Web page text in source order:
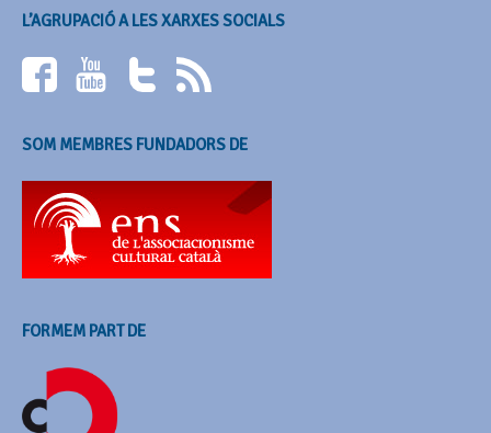
L’AGRUPACIÓ A LES XARXES SOCIALS
SOM MEMBRES FUNDADORS DE
FORMEM PART DE